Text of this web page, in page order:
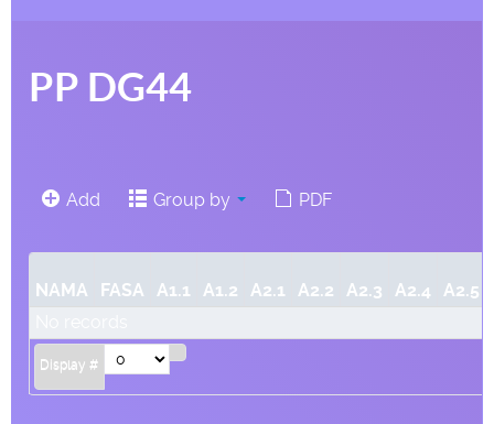
PP DG44
Add Group by PDF
NAMA FASA A1.1 A1.2 A2.1 A2.2 A2.3 A2.4 A2.5
Display #